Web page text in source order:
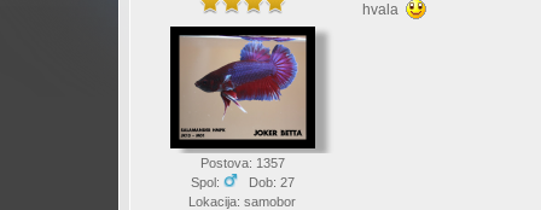
Postova: 1357
Spol:
Dob: 27
Lokacija: samobor
hvala